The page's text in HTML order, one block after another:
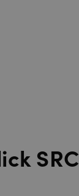
SRC